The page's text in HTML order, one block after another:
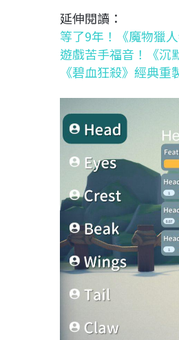
延伸閱讀：
等了9年！《魔物獵
遊戲苦手福音！《沉
《碧血狂殺》經典